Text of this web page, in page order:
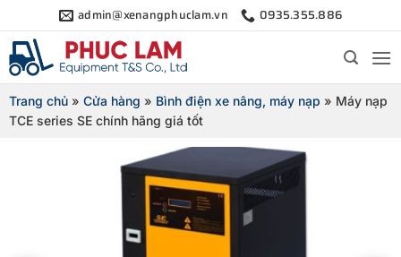
qua
nội
dung
admin@xenangphuclam.vn 0935.355.886
Trang chủ » Cửa hàng » Bình điện xe nâng, máy nạp » Máy nạp
TCE series SE chính hãng giá tốt